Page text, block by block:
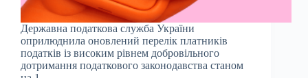
Державна податкова служба України
оприлюднила оновлений перелік платників
податків із високим рівнем добровільного
дотримання податкового законодавства станом